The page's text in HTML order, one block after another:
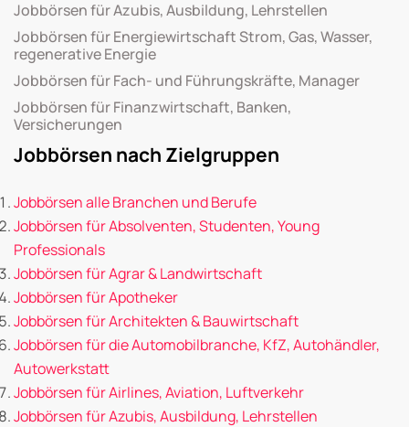
Jobbörsen für Azubis, Ausbildung, Lehrstellen
Jobbörsen für Energiewirtschaft Strom, Gas, Wasser,
regenerative Energie
Jobbörsen für Fach- und Führungskräfte, Manager
Jobbörsen für Finanzwirtschaft, Banken,
Versicherungen
Jobbörsen nach Zielgruppen
Jobbörsen alle Branchen und Berufe
Jobbörsen für Absolventen, Studenten, Young
Professionals
Jobbörsen für Agrar & Landwirtschaft
Jobbörsen für Apotheker
Jobbörsen für Architekten & Bauwirtschaft
Jobbörsen für die Automobilbranche, KfZ, Autohändler,
Autowerkstatt
Jobbörsen für Airlines, Aviation, Luftverkehr
Jobbörsen für Azubis, Ausbildung, Lehrstellen